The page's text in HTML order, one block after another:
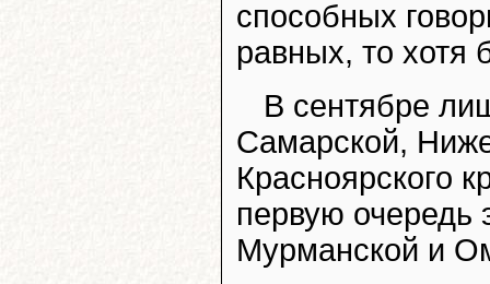
способных
равных, то хотя
В сентябре
Самарской,
Красноярского
первую очередь
Мурманской и